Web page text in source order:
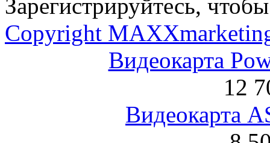
Зарегистрируйтесь,
Copyright
Видеокарта
12
Видеокарта